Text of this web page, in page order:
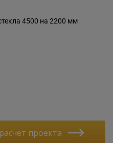
4500 на 2200 мм
проекта